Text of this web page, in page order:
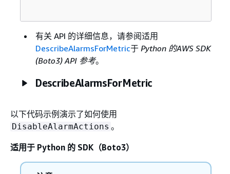
有关 API 的详细信息，请参阅适用
DescribeAlarmsForMetric于 Python 的AWS SDK
(Boto3) API 参考。
DescribeAlarmsForMetric
以下代码示例演示了如何使用
DisableAlarmActions 。
适用于 Python 的 SDK（Boto3）